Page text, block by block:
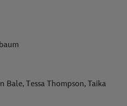
Bale, Tessa Thompson, Taika